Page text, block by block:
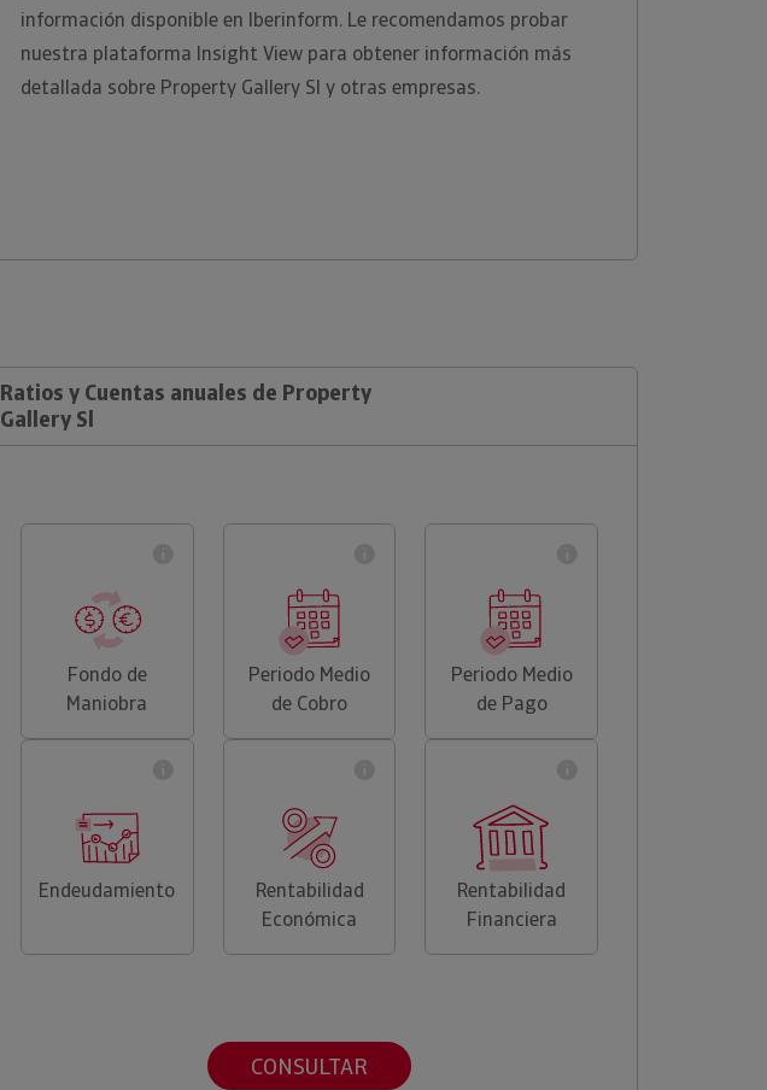
información disponible en Iberinform. Le recomendamos probar
nuestra plataforma Insight View para obtener información más
detallada sobre Property Gallery Sl y otras empresas.
Ratios y Cuentas anuales de Property
Gallery Sl
Fondo de
Maniobra
Periodo Medio
de Cobro
Periodo Medio
de Pago
Endeudamiento
Rentabilidad
Económica
Rentabilidad
Financiera
CONSULTAR